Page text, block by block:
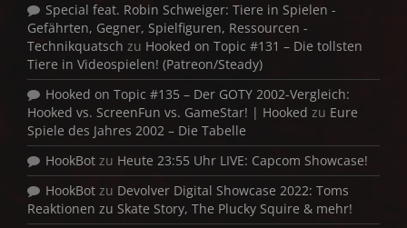
Special feat. Robin Schweiger: Tiere in Spielen -
Gefährten, Gegner, Spielfiguren, Ressourcen -
Technikquatsch zu Hooked on Topic #131 – Die tollsten
Tiere in Videospielen! (Patreon/Steady)
Hooked on Topic #135 – Der GOTY 2002-Vergleich:
Hooked vs. ScreenFun vs. GameStar! | Hooked zu Eure
Spiele des Jahres 2002 – Die Tabelle
HookBot zu Heute 23:55 Uhr LIVE: Capcom Showcase!
HookBot zu Devolver Digital Showcase 2022: Toms
Reaktionen zu Skate Story, The Plucky Squire & mehr!